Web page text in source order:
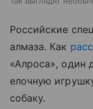
Российские
алмаза. Как
«Алроса», один
елочную
собаку.